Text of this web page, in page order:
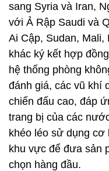
sang Syria và Iran,
với Ả Rập Saudi và
Ai Cập, Sudan,
khác ký kết hợp
hệ thống phòng
đánh giá, các vũ khí
chiến đấu cao, đáp
trang bị của các
khéo léo sử dụng cơ
khu vực để đưa sản
chọn hàng đầu.